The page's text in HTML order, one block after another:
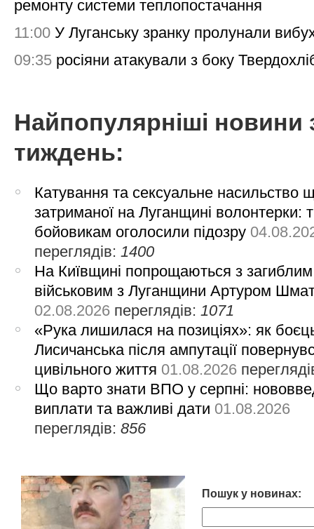
ремонту системи теплопостачання
11:00 У Луганську зранку пролунали
09:35 росіяни атакували з боку
Найпопулярніші новини
тиждень:
Катування та сексуальне насильство
затриманої на Луганщині волонтерки:
бойовикам оголосили підозру
переглядів:1400
На Київщині попрощаються з загиблим
військовим з Луганщини Артуром
02.08.2026 переглядів:1071
«Рука лишилася на позиціях»: як
Лисичанська після ампутації
цивільного життя 01.08.2026
Що варто знати ВПО у серпні:
виплати та важливі дати 01.08.2026
переглядів:856
Пошук у новинах: